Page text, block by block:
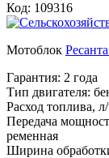
Код: 109316
Мотоблок
Гарантия: 2 года
Тип двигателя:
Расход топлива,
Передача
ременная
Ширина